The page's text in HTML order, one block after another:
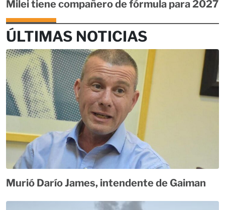
Milei tiene compañero de fórmula para 2027
ÚLTIMAS NOTICIAS
Murió Darío James, intendente de Gaiman